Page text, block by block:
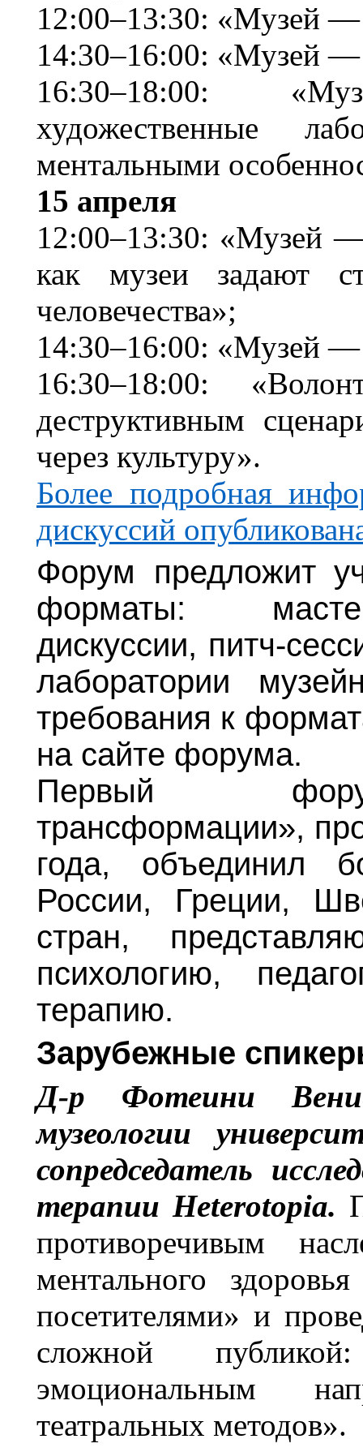
12:00–13:30: «Музей —
14:30–16:00: «Музей —
16:30–18:00:
художественные
ментальными
15 апреля
12:00–13:30: «Музей —
как музеи задают
человечества»;
14:30–16:00: «Музей —
16:30–18:00:
деструктивным
через культуру».
Более подробная
дискуссий
Форум предложит
форматы:
дискуссии, питч-
лаборатории
требования к
на сайте форума.
Первый
трансформации»,
года, объединил
России, Греции,
стран,
психологию,
терапию.
Зарубежные
Д-р Фотеини
музеологии
сопредседатель
терапии Heterotopia.
противоречивым
ментального
посетителями» и
сложной
эмоциональным
театральных методов».